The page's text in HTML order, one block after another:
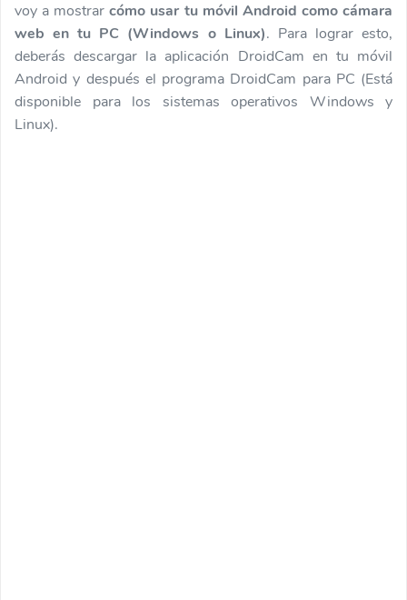
voy a mostrarcómo usar tu móvil Android como cámara
web en tu PC (Windows o Linux). Para lograr esto,
deberás descargar la aplicación DroidCam en tu móvil
Android y después el programa DroidCam para PC (Está
disponible para los sistemas operativos Windows y
Linux).